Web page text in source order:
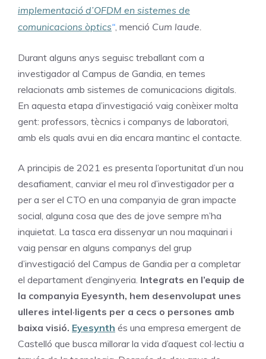
implementació d’OFDM en sistemes de
comunicacions òptics“ , menció Cum laude.
Durant alguns anys seguisc treballant com a
investigador al Campus de Gandia, en temes
relacionats amb sistemes de comunicacions digitals.
En aquesta etapa d’investigació vaig conèixer molta
gent: professors, tècnics i companys de laboratori,
amb els quals avui en dia encara mantinc el contacte.
A principis de 2021 es presenta l’oportunitat d’un nou
desafiament, canviar el meu rol d’investigador per a
per a ser el CTO en una companyia de gran impacte
social, alguna cosa que des de jove sempre m’ha
inquietat. La tasca era dissenyar un nou maquinari i
vaig pensar en alguns companys del grup
d’investigació del Campus de Gandia per a completar
el departament d’enginyeria. Integrats en l’equip de
la companyia Eyesynth, hem desenvolupat unes
ulleres intel·ligents per a cecs o persones amb
baixa visió. Eyesynth és una empresa emergent de
Castelló que busca millorar la vida d’aquest col·lectiu a